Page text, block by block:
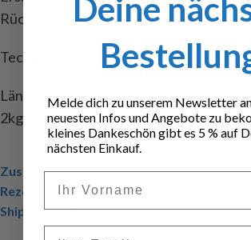
Rückleuchten und
Technische Daten :
Länge 990mm, Breite 195mm, Höhe
2kg
Zusätzliche Informationen
Rezensionen (0)
Shipping & Delivery
Deine
Melde dich zu unserem Newsletter
neuesten Infos und Angebote zu
kleines Dankeschön gibt es 5 % auf
nächsten Einkauf.